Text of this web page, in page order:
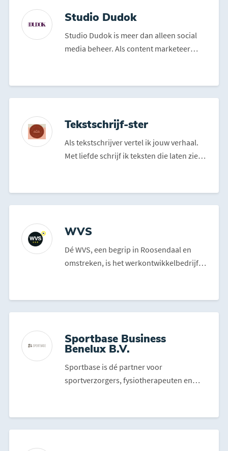
Studio Dudok
Studio Dudok is meer dan alleen social
media beheer. Als content marketeer
Tekstschrijf-ster
Als tekstschrijver vertel ik jouw verhaal.
Met liefde schrijf ik teksten die laten zien
WVS
Dé WVS, een begrip in Roosendaal en
omstreken, is het werkontwikkelbedrijf
Sportbase Business
Benelux B.V.
Sportbase is dé partner voor
sportverzorgers, fysiotherapeuten en